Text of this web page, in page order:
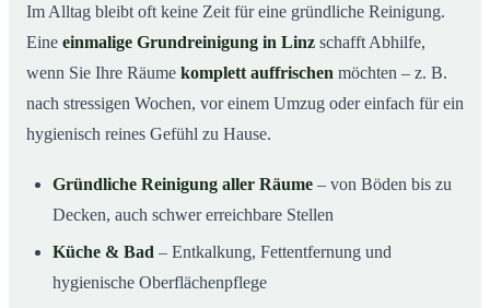
Im Alltag bleibt oft keine Zeit für eine gründliche Reinigung.
Eine einmalige Grundreinigung in Linz schafft Abhilfe,
wenn Sie Ihre Räume komplett auffrischen möchten – z. B.
nach stressigen Wochen, vor einem Umzug oder einfach für ein
hygienisch reines Gefühl zu Hause.
Gründliche Reinigung aller Räume – von Böden bis zu
Decken, auch schwer erreichbare Stellen
Küche & Bad – Entkalkung, Fettentfernung und
hygienische Oberflächenpflege